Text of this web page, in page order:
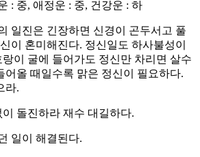
: 중, 애정운 : 중, 건강운 : 하
일진은 긴장하면 신경이 곤두서고 풀
이 혼미해진다. 정신일도 하사불성이
랑이 굴에 들어가도 정신만 차리면 살수
어올 때일수록 맑은 정신이 필요하다.
라.
돌진하라 재수 대길하다.
일이 해결된다.